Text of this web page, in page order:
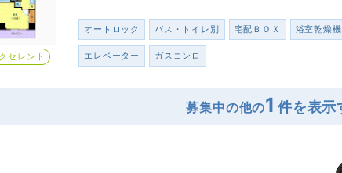
セレント
オートロック バス・トイレ別 宅配ＢＯＸ 浴室乾燥機
エレベーター ガスコンロ
募集中の他の1